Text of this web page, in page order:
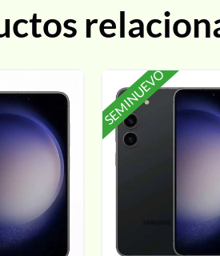
SEMINUEVO